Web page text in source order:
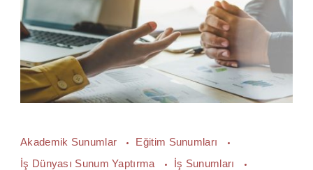
Akademik Sunumlar
Eğitim Sunumları
İş Dünyası Sunum Yaptırma
İş Sunumları